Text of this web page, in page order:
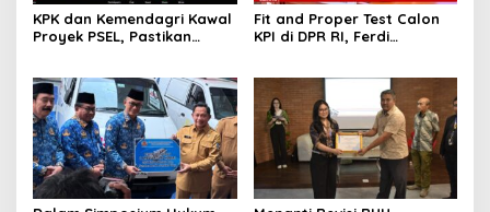
KPK dan Kemendagri Kawal
Proyek PSEL, Pastikan
Lingkungan
Fit and Proper Test Calon
KPI di DPR RI, Ferdi
Menuju Ekosistem
Penyiaran yang Adaptif